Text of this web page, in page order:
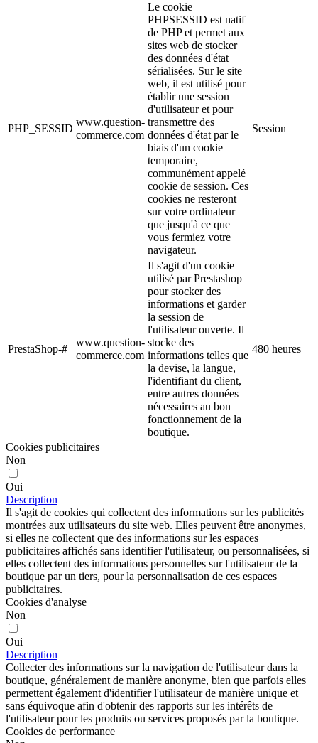
PHP_SESSID
www.question-
commerce.com
Le cookie
PHPSESSID est natif
de PHP et permet aux
sites web de stocker
des données d'état
sérialisées. Sur le site
web, il est utilisé pour
établir une session
d'utilisateur et pour
transmettre des
données d'état par le
biais d'un cookie
temporaire,
communément appelé
cookie de session. Ces
cookies ne resteront
sur votre ordinateur
que jusqu'à ce que
vous fermiez votre
navigateur.
Session
PrestaShop-#
www.question-
commerce.com
Il s'agit d'un cookie
utilisé par Prestashop
pour stocker des
informations et garder
la session de
l'utilisateur ouverte. Il
stocke des
informations telles que
la devise, la langue,
l'identifiant du client,
entre autres données
nécessaires au bon
fonctionnement de la
boutique.
480 heures
Cookies publicitaires
Non
Oui
Description
Il s'agit de cookies qui collectent des informations sur les publicités
montrées aux utilisateurs du site web. Elles peuvent être anonymes,
si elles ne collectent que des informations sur les espaces
publicitaires affichés sans identifier l'utilisateur, ou personnalisées, si
elles collectent des informations personnelles sur l'utilisateur de la
boutique par un tiers, pour la personnalisation de ces espaces
publicitaires.
Cookies d'analyse
Non
Oui
Description
Collecter des informations sur la navigation de l'utilisateur dans la
boutique, généralement de manière anonyme, bien que parfois elles
permettent également d'identifier l'utilisateur de manière unique et
sans équivoque afin d'obtenir des rapports sur les intérêts de
l'utilisateur pour les produits ou services proposés par la boutique.
Cookies de performance